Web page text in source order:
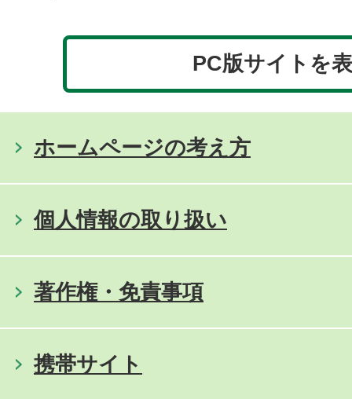
PC版サイトを
ホームページの考え方
個人情報の取り扱い
著作権・免責事項
携帯サイト